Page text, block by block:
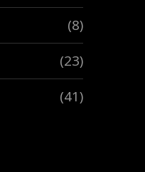
(8)
(23)
(41)